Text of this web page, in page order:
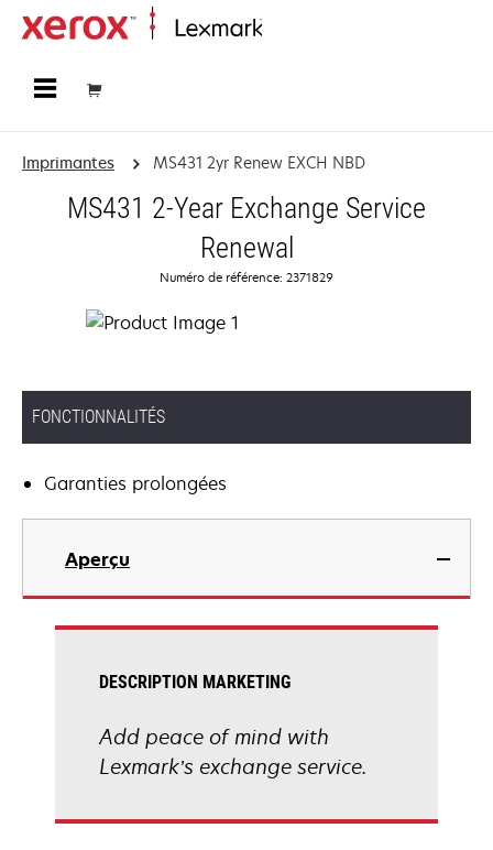
Imprimantes MS431 2yr Renew EXCH NBD
MS431 2-Year Exchange Service
Renewal
Numéro de référence: 2371829
FONCTIONNALITÉS
Garanties prolongées
Aperçu
DESCRIPTION MARKETING
Add peace of mind with
Lexmark’s exchange service.